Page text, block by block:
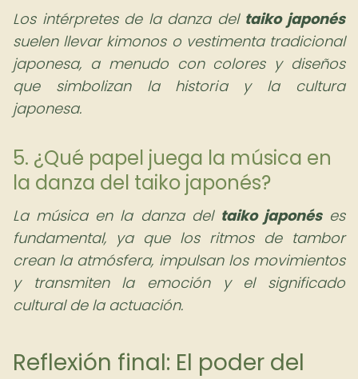
Los intérpretes de la danza del taiko japonés
suelen llevar kimonos o vestimenta tradicional
japonesa, a menudo con colores y diseños
que simbolizan la historia y la cultura
japonesa.
5. ¿Qué papel juega la música en
la danza del taiko japonés?
La música en la danza del taiko japonéses
fundamental, ya que los ritmos de tambor
crean la atmósfera, impulsan los movimientos
y transmiten la emoción y el significado
cultural de la actuación.
Reflexión final: El poder del